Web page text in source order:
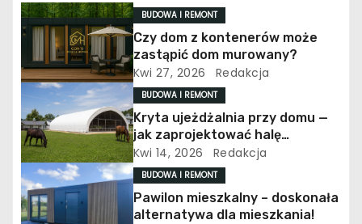
a
w
p
i
s
u
BUDOWA I REMONT
Czy dom z kontenerów może
zastąpić dom murowany?
Kwi 27, 2026 Redakcja
BUDOWA I REMONT
Kryta ujeżdżalnia przy domu —
jak zaprojektować halę
jeździecką ekonomicznie
Kwi 14, 2026 Redakcja
BUDOWA I REMONT
Pawilon mieszkalny – doskonała
alternatywa dla mieszkania!